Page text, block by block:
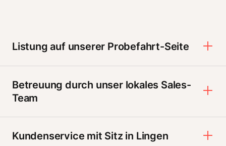
Listung auf unserer Probefahrt-Seite
Betreuung durch unser lokales Sales-
Team
Kundenservice mit Sitz in Lingen